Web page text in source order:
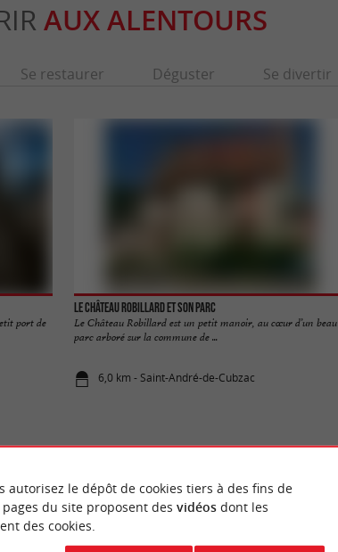
AUX ALENTOURS
Se restaurer Déguster Se divertir
port de
Le Château Robillard et son parc
Le Château Robillard est un petit manoir, au cœur d’un beau
parc arboré sur la commune de ...
6,0 km - Saint-André-de-Cubzac
AUSSI
autorisez le dépôt de cookies tiers à des fins de
du site proposent des vidéosdont les
des cookies.